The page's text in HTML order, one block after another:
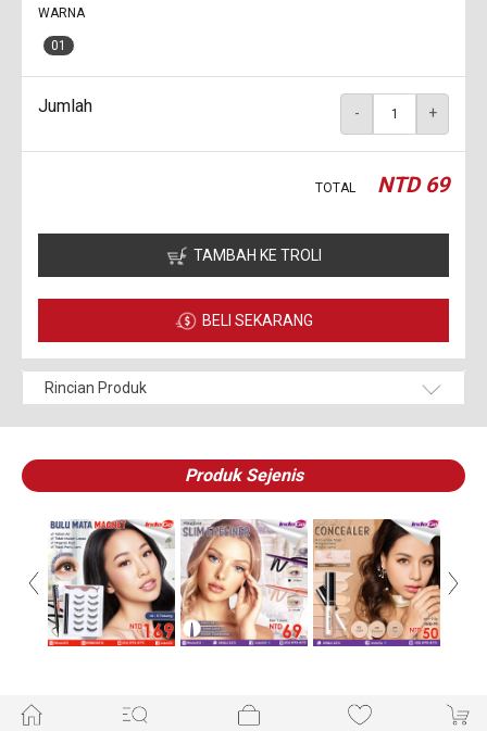
WARNA
01
Jumlah - +
TOTAL NTD 69
TAMBAH KE TROLI
BELI SEKARANG
Rincian Produk
Produk Sejenis